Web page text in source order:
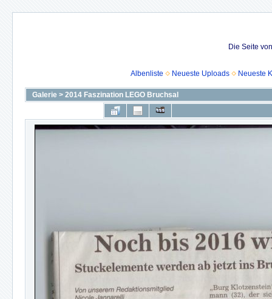
Die Seite
Albenliste Neueste Uploads Neueste
Galerie > 2014 Faszination LEGO Bruchsal